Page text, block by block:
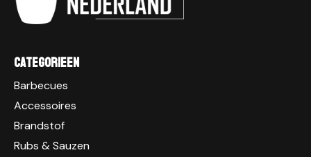
Categorieen
Barbecues
Accessoires
Brandstof
Rubs & Sauzen